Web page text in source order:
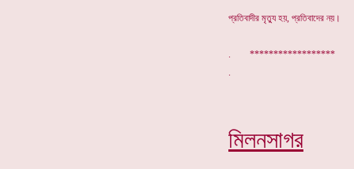
প্রতিবাদীর মৃত্যু হয়, প্রতিবাদের নয়।
. ******************
মিলনসাগর